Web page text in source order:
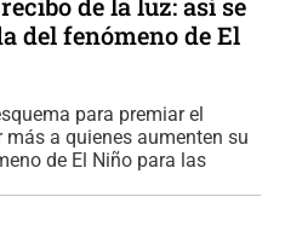
del fenómeno de El
para premiar el
más a quienes aumenten su
de El Niño para las